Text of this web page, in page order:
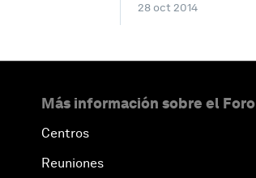
28 oct 2014
Más información sobre el Foro
Centros
Reuniones